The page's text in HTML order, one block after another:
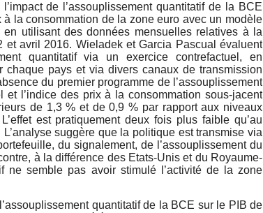
de l’assouplissement quantitatif de la BCE
à la consommation de la zone euro avec un modèle
en utilisant des données mensuelles relatives à la
et avril 2016. Wieladek et Garcia Pascual évaluent
quantitatif via un exercice contrefactuel, en
chaque pays et via divers canaux de transmission
du premier programme de l’assouplissement
l’indice des prix à la consommation sous-jacent
de 1,3 % et de 0,9 % par rapport aux niveaux
est pratiquement deux fois plus faible qu’au
suggère que la politique est transmise via
du signalement, de l’assouplissement du
à la différence des Etats-Unis et du Royaume-
ne semble pas avoir stimulé l’activité de la zone
quantitatif de la BCE sur le PIB de